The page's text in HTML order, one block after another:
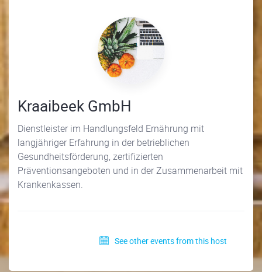
Kraaibeek GmbH
Dienstleister im Handlungsfeld Ernährung mit
langjähriger Erfahrung in der betrieblichen
Gesundheitsförderung, zertifizierten
Präventionsangeboten und in der Zusammenarbeit mit
Krankenkassen.
See other events from this host